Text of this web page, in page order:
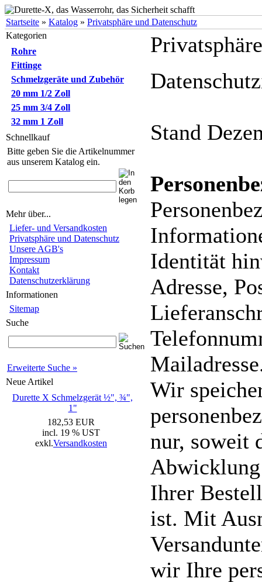
Startseite » Katalog » Privatsphäre und Datenschutz
Kategorien
Rohre
Fittinge
Schmelzgeräte und Zubehör
20 mm 1/2 Zoll
25 mm 3/4 Zoll
32 mm 1 Zoll
Schnellkauf
Bitte geben Sie die Artikelnummer
aus unserem Katalog ein.
Mehr über...
Liefer- und Versandkosten
Privatsphäre und Datenschutz
Unsere AGB's
Impressum
Kontakt
Datenschutzerklärung
Informationen
Sitemap
Suche
Erweiterte Suche »
Neue Artikel
Durette X Schmelzgerät ½", ¾",
1"
182,53 EUR
incl. 19 % UST
exkl.Versandkosten
Stand
Identität
Adresse,
Wir
nur, soweit
Ihrer
ist. Mit
wir Ihre